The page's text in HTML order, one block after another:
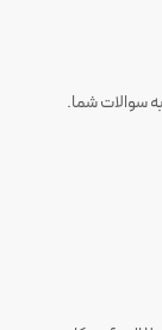
سوالات شما.